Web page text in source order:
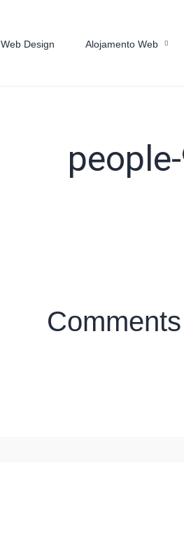
Web Design Alojamento Web